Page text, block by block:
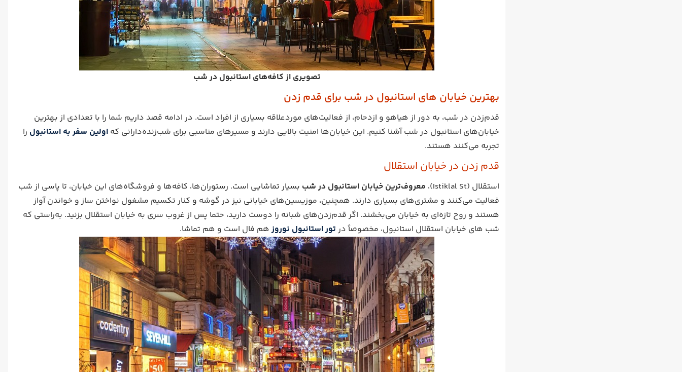
تصویری از کافه‌های استانبول در شب
بهترین خیابان های استانبول در شب برای قدم زدن
قدم‌زدن در شب، به دور از هیاهو و ازدحام، از فعالیت‌های مورد‌علاقه بسیاری از افراد است. در ادامه قصد داریم شما را با تعدادی از بهترین
خیابان‌های استانبول در شب آشنا کنیم. این خیابان‌ها امنیت بالایی دارند و مسیرهای مناسبی برای شب‌زنده‌دارانی که اولین سفر به استانبول را
تجربه می‌کنند هستند.
قدم زدن در خیابان استقلال
استقلال (Istiklal St)، معروف‌ترین خیابان استانبول در شب بسیار تماشایی است. رستوران‌ها، کافه‌ها و فروشگاه‌های این خیابان، تا پاسی از شب
فعالیت می‌کنند و مشتری‌های بسیاری دارند. همچنین، موزیسین‌های خیابانی نیز در گوشه و کنار تکسیم مشغول نواختن ساز و خواندن آواز
هستند و روح تازه‌ای به خیابان می‌بخشند. اگر قدم‌زدن‌های شبانه را دوست دارید، حتما پس از غروب سری به خیابان استقلال بزنید. به‌راستی که
شب های خیابان استقلال استانبول، مخصوصاً در تور استانبول نوروزهم فال است و هم تماشا.